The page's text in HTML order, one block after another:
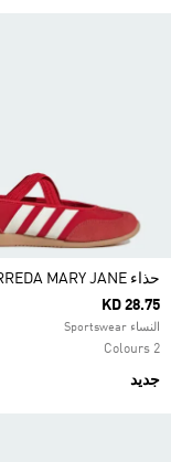
حذاء BARREDA MARY JANE
KD 28.75
النساء Sportswear
2 Colours
جديد